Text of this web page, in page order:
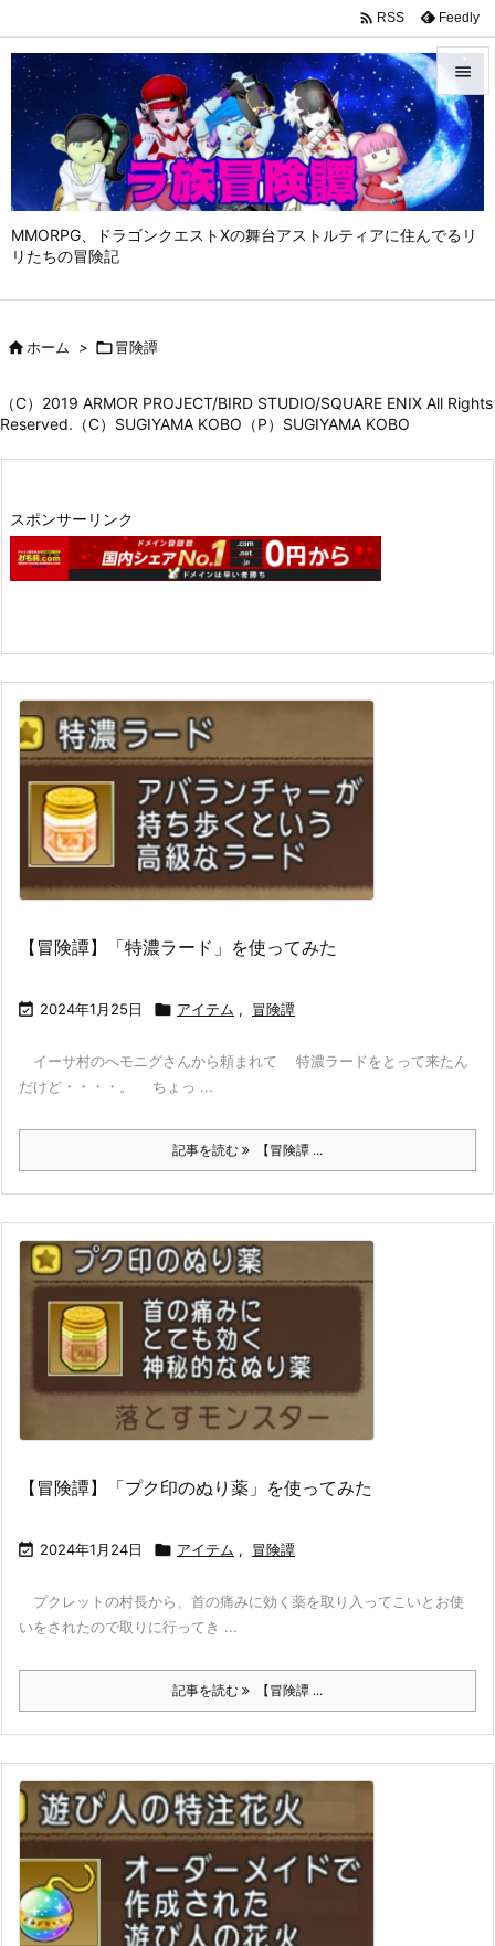
MMORPG、ドラゴンクエストⅩの舞台アストルティアに住んでるリ
リたちの冒険記


メニュ

サイド

 RSS Feedly
ホーム > 冒険譚
（C）2019 ARMOR PROJECT/BIRD STUDIO/SQUARE ENIX All Rights
Reserved.（C）SUGIYAMA KOBO（P）SUGIYAMA KOBO
スポンサーリンク
【冒険譚】「特濃ラード」を使ってみた
 2024年1月25日  アイテム , 冒険譚
イーサ村のへモニグさんから頼まれて 特濃ラードをとって来たん
だけど・・・・。 ちょっ ...
記事を読む 【冒険譚 ...
【冒険譚】「プク印のぬり薬」を使ってみた
 2024年1月24日  アイテム , 冒険譚
プクレットの村長から、首の痛みに効く薬を取り入ってこいとお使
いをされたので取りに行ってき ...
記事を読む 【冒険譚 ...